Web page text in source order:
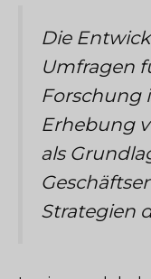
Die
Umfragen
Forschung
Erhebung
als
Strategien